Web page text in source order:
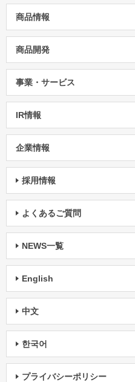
商品情報
商品開発
事業・サービス
IR情報
企業情報
採用情報
よくあるご質問
NEWS一覧
English
中文
한국어
プライバシーポリシー